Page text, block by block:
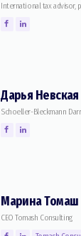
International tax advisor,
Дарья Невская
Schoeller-Bleckmann
Марина Томаш
CEO Tomash Consulting